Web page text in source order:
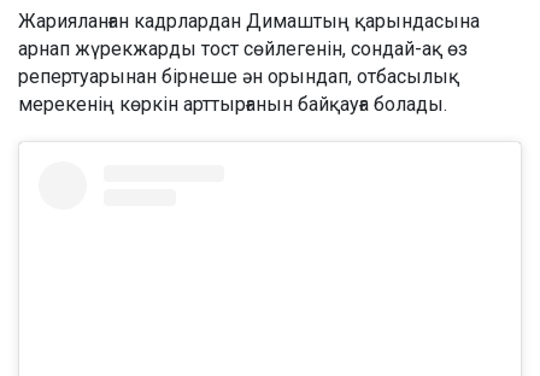
Жарияланған кадрлардан Димаштың қарындасына
арнап жүрекжарды тост сөйлегенін, сондай-ақ өз
репертуарынан бірнеше ән орындап, отбасылық
мерекенің көркін арттырғанын байқауға болады.